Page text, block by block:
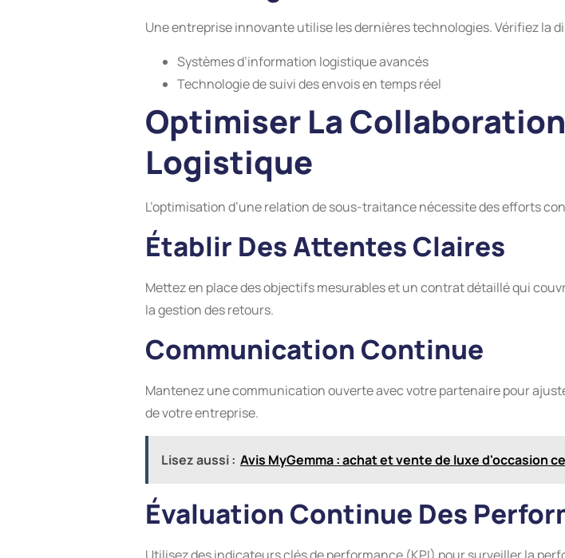
Une entreprise innovante utilise les dernières technologies. Vérifiez la
Systèmes d’information logistique avancés
Technologie de suivi des envois en temps réel
Optimiser La
Logistique
L’optimisation d’une relation de sous-traitance nécessite des efforts
Établir Des Attentes Claires
Mettez en place des objectifs mesurables et un contrat détaillé qui
la gestion des retours.
Communication Continue
Mantenez une communication ouverte avec votre partenaire pour
de votre entreprise.
Lisez aussi : Avis MyGemma : achat et vente de luxe d'occasion
Évaluation Continue Des